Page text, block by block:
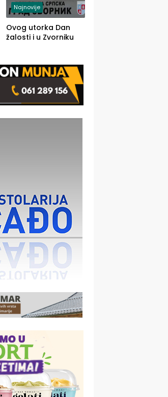
Najnovije
Ovog utorka Dan
žalosti i u Zvorniku